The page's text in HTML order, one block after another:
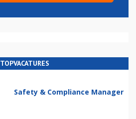
TOPVACATURES
Safety & Compliance Manager